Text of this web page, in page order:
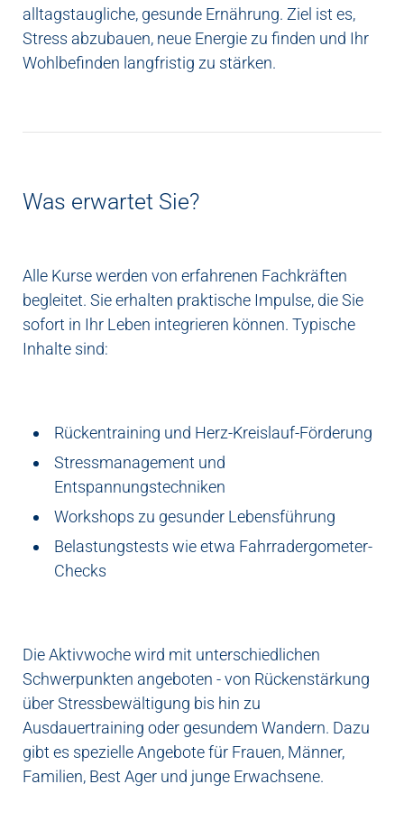
alltagstaugliche, gesunde Ernährung. Ziel ist es,
Stress abzubauen, neue Energie zu finden und Ihr
Wohlbefinden langfristig zu stärken.
Was erwartet Sie?
Alle Kurse werden von erfahrenen Fachkräften
begleitet. Sie erhalten praktische Impulse, die Sie
sofort in Ihr Leben integrieren können. Typische
Inhalte sind:
Rückentraining und Herz-Kreislauf-Förderung
Stressmanagement und
Entspannungstechniken
Workshops zu gesunder Lebensführung
Belastungstests wie etwa Fahrradergometer-
Checks
Die Aktivwoche wird mit unterschiedlichen
Schwerpunkten angeboten - von Rückenstärkung
über Stressbewältigung bis hin zu
Ausdauertraining oder gesundem Wandern. Dazu
gibt es spezielle Angebote für Frauen, Männer,
Familien, Best Ager und junge Erwachsene.